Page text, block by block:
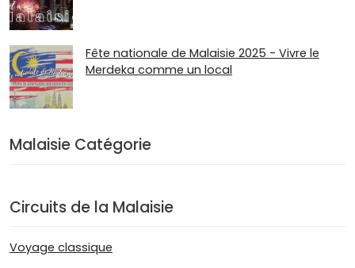
Fête nationale de Malaisie 2025 - Vivre le
Merdeka comme un local
Malaisie Catégorie
Circuits de la Malaisie
Voyage classique